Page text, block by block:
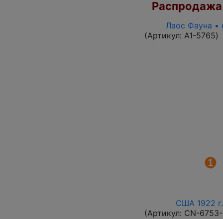
Распродажа
Лаос Фауна •
(Артикул: A1-5765)
США 1922
(Артикул: CN-